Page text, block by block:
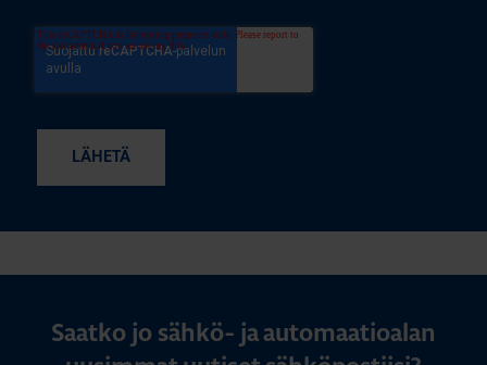
Saatko jo sähkö- ja automaatioalan